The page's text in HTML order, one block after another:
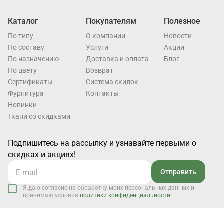
Каталог
По типу
По составу
По назначению
По цвету
Cертификаты
Фурнитура
Новинки
Ткани со скидками
Покупателям
О компании
Услуги
Доставка и оплата
Возврат
Система скидок
Контакты
Полезное
Новости
Акции
Блог
Подпишитесь на рассылку и узнавайте первыми о
скидках и акциях!
Отправить
Я даю согласие на обработку моих персональных данных и
принимаю условия политики конфиденциальности